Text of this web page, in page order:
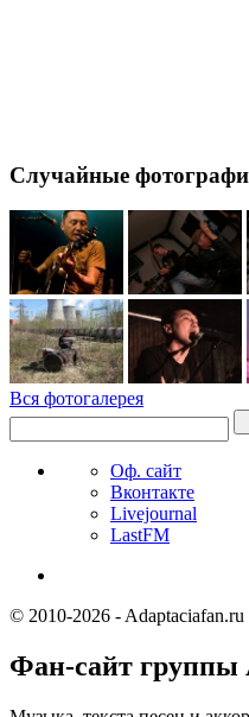
Случайные
Вся фотогалерея
Оф. сайт
Вконтакте
Livejournal
LastFM
© 2010-2026 - Adaptaciafan.ru
Фан-сайт группы